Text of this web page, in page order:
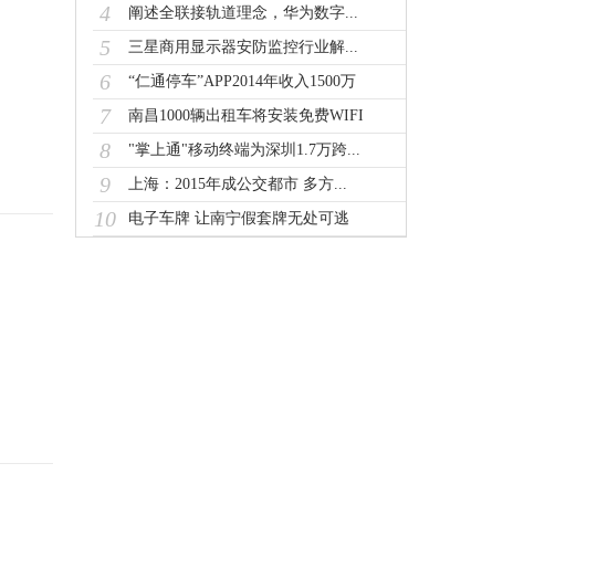
4 阐述全联接轨道理念，华为数字...
5 三星商用显示器安防监控行业解...
6 “仁通停车”APP2014年收入1500万
7 南昌1000辆出租车将安装免费WIFI
8 "掌上通"移动终端为深圳1.7万跨...
9 上海：2015年成公交都市 多方...
10 电子车牌 让南宁假套牌无处可逃